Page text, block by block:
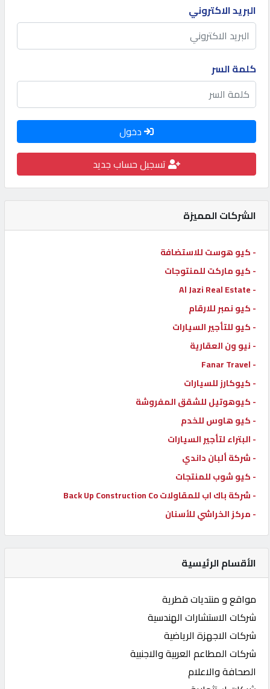
المنتدى
كيو
مزاد
كيو
نمبر
كارز
كيو
ماركت
الدليل
القطري
POWERED
QHOST
البريد الاكتروني
كلمة السر
دخول
تسجيل حساب جديد
الشركات المميزة
- كيو هوست للاستضافة
- كيو ماركت للمنتوجات
- Al Jazi Real Estate
- كيو نمبر للارقام
- كيو للتأجير السيارات
- نيو ون العقارية
- Fanar Travel
- كيوكارز للسيارات
- كيوهوتيل للشقق المفروشة
- كيو هاوس للخدم
- البتراء لتأجير السيارات
- شركة ألبان داندي
- كيو شوب للمنتجات
- شركة باك اب للمقاولات Back Up Construction Co
- مركز الخراشي للأسنان
الأقسام الرئيسية
مواقع و منتديات قطرية
شركات الاستشارات الهندسية
شركات الاجهزة الرياضية
شركات المطاعم العربية والاجنبية
الصحافة والاعلام